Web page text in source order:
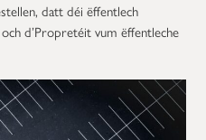
datt déi ëffentlech
d’Propretéit vum ëffentleche